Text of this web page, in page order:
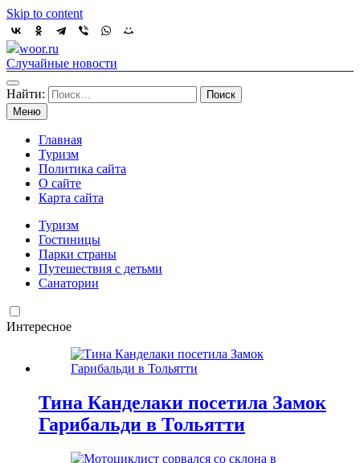
Skip to content
woor.ru
Случайные новости
Найти:
Меню
Главная
Туризм
Политика сайта
О сайте
Карта сайта
Туризм
Гостиницы
Парки страны
Путешествия с детьми
Санатории
Интересное
Тина Канделаки посетила Замок
Гарибальди в Тольятти